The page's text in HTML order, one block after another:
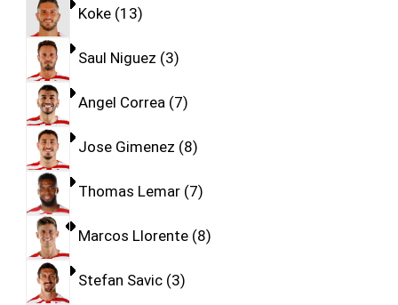
Koke 13
Saul Niguez 3
Angel Correa 7
Jose Gimenez 8
Thomas Lemar 7
Marcos Llorente 8
Stefan Savic 3